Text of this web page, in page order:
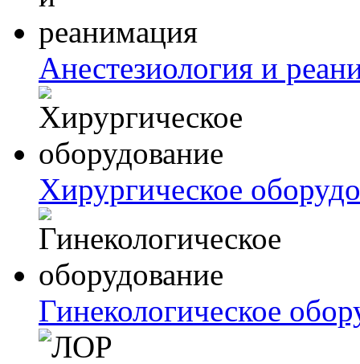
Анестезиология и
Хирургическое
Гинекологическое